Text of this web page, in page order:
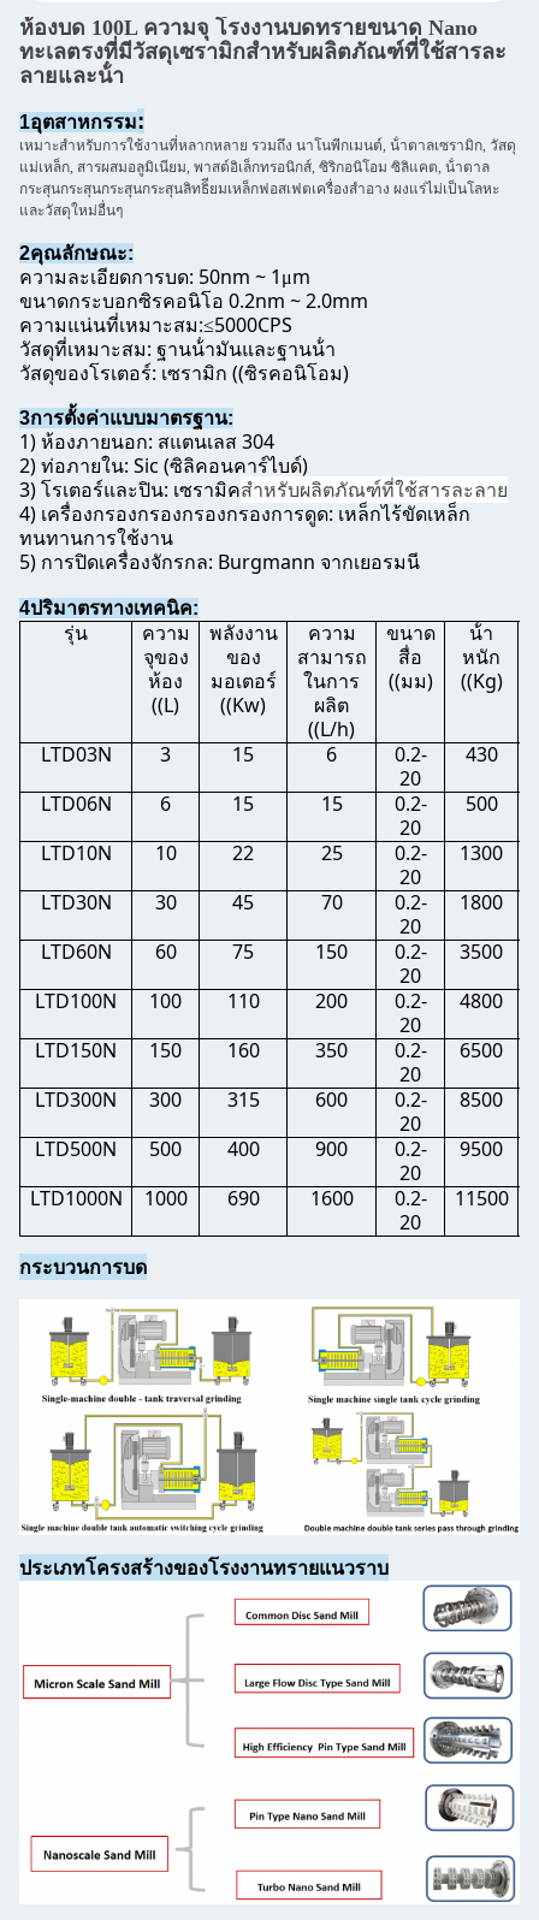
ห้องบด 100L ความจุ โรงงานบดทรายขนาด Nano
ทะเลตรงที่มีวัสดุเซรามิกสําหรับผลิตภัณฑ์ที่ใช้สารละ
ลายและน้ํา
1อุตสาหกรรม:
เหมาะสําหรับการใช้งานที่หลากหลาย รวมถึง นาโนพีกเมนต์, น้ําตาลเซรามิก, วัสดุ
แม่เหล็ก, สารผสมอลูมิเนียม, พาสต์อิเล็กทรอนิกส์, ซิริกอนิโอม ซิลิแคต, น้ําตาล
กระสุนกระสุนกระสุนกระสุนลิทธิียมเหล็กฟอสเฟตเครื่องสําอาง ผงแร่ไม่เป็นโลหะ
และวัสดุใหม่อื่นๆ
2คุณลักษณะ:
ความละเอียดการบด: 50nm ~ 1 μm
ขนาดกระบอกซิรคอนิโอ 0.2nm ~ 2.0mm
ความแน่นที่เหมาะสม:≤5000CPS
วัสดุที่เหมาะสม: ฐานน้ํามันและฐานน้ํา
วัสดุของโรเตอร์: เซรามิก ((ซิรคอนิโอม)
3การตั้งค่าแบบมาตรฐาน:
1) ห้องภายนอก: สแตนเลส 304
2) ท่อภายใน: Sic (ซิลิคอนคาร์ไบด์)
3) โรเตอร์และปิน: เซรามิคสําหรับผลิตภัณฑ์ที่ใช้สารละลาย
4) เครื่องกรองกรองกรองกรองการดูด: เหล็กไร้ขัดเหล็ก
ทนทานการใช้งาน
5) การปิดเครื่องจักรกล: Burgmann จากเยอรมนี
4ปริมาตรทางเทคนิค:
รุ่น
ความ
จุของ
ห้อง
((L)
พลังงาน
ของ
มอเตอร์
((Kw)
ความ
สามารถ
ในการ
ผลิต
((L/h)
ขนาด
สื่อ
((มม)
น้ํา
หนัก
((Kg)
LTD03N 3 15 6
0.2-
20
430
LTD06N
6 15 15
0.2-
20
500
LTD10N
10 22 25
0.2-
20
1300
LTD30N
30 45 70
0.2-
20
1800
LTD60N
60 75 150
0.2-
20
3500
LTD100N
100 110 200
0.2-
20
4800
LTD150N
150 160 350
0.2-
20
6500
LTD300N
300 315 600
0.2-
20
8500
LTD500N
500 400 900
0.2-
20
9500
LTD1000N
1000 690 1600
0.2-
20
11500
กระบวนการบด
ประเภทโครงสร้างของโรงงานทรายแนวราบ